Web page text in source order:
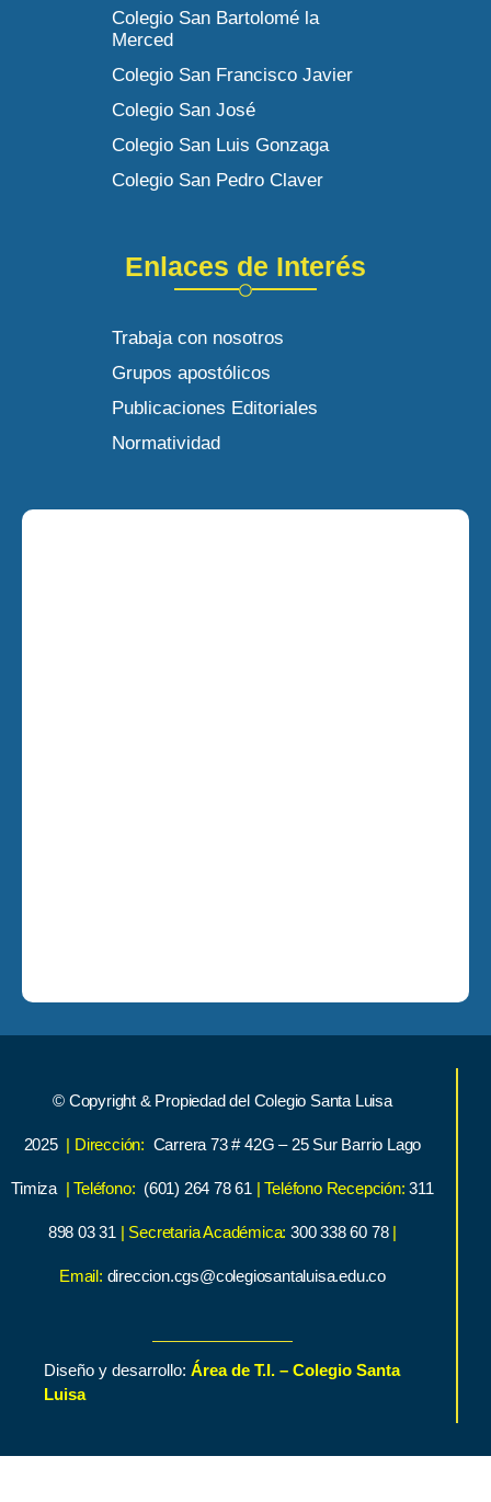
Colegio San Bartolomé la
Merced
Colegio San Francisco Javier
Colegio San José
Colegio San Luis Gonzaga
Colegio San Pedro Claver
Enlaces de Interés
Trabaja con nosotros
Grupos apostólicos
Publicaciones Editoriales
Normatividad
© Copyright & Propiedad del Colegio Santa Luisa
2025 | Dirección: Carrera 73 # 42G – 25 Sur Barrio Lago
Timiza | Teléfono: (601) 264 78 61 | Teléfono Recepción: 311
898 03 31 | Secretaria Académica:300 338 60 78 |
Email: direccion.cgs@colegiosantaluisa.edu.co
Diseño y desarrollo: Área de T.I. – Colegio Santa
Luisa